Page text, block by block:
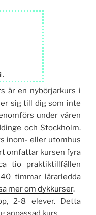
är en nybörjarkurs i
sig till dig som inte
under våren
och Stockholm.
inom- eller utomhus
omfattar kursen fyra
tio praktik­tillfällen
timmar lärarledda
mer om dykkurser.
2-8 elever. Detta